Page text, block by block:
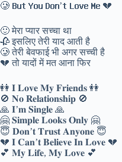
🥲 𝐁𝐮𝐭 𝐘𝐨𝐮 𝐃𝐨𝐧’𝐭 𝐋𝐨𝐯𝐞 𝐌𝐞 💔
🙂 मेरा प्यार सच्चा था
🥀 इसलिए तेरी याद आती है
🥲 तेरी बेवफाई भी अगर सच्ची है
💔 तो यादों में मत आना फिर
👭 𝐈 𝐋𝐨𝐯𝐞 𝐌𝐲 𝐅𝐫𝐢𝐞𝐧𝐝𝐬 👭
🚫 𝐍𝐨 𝐑𝐞𝐥𝐚𝐭𝐢𝐨𝐧𝐬𝐡𝐢𝐩 🚫
🙏 𝐈’𝐦 𝐒𝐢𝐧𝐠𝐥𝐞 🙏
🤗 𝐒𝐢𝐦𝐩𝐥𝐞 𝐋𝐨𝐨𝐤𝐬 𝐎𝐧𝐥𝐲 🤗
😇 𝐃𝐨𝐧’𝐭 𝐓𝐫𝐮𝐬𝐭 𝐀𝐧𝐲𝐨𝐧𝐞 😇
💔 𝐈 𝐂𝐚𝐧’𝐭 𝐁𝐞𝐥𝐢𝐞𝐯𝐞 𝐈𝐧 𝐋𝐨𝐯𝐞 💔
💕 𝐌𝐲 𝐋𝐢𝐟𝐞, 𝐌𝐲 𝐋𝐨𝐯𝐞 💕